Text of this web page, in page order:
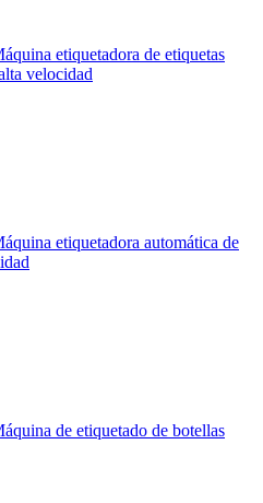
etiquetadora de etiquetas
velocidad
etiquetadora automática de
de etiquetado de botellas